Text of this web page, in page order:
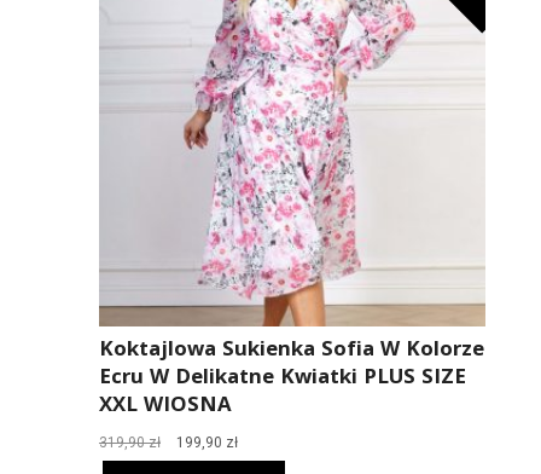
Koktajlowa Sukienka Sofia W Kolorze
Ecru W Delikatne Kwiatki PLUS SIZE
XXL WIOSNA
319,90zł
Pierwotna
cena
199,90 złAktualna
cena